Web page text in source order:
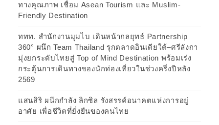
ทางคุณภาพ เชื่อม Asean Tourism และ Muslim-
Friendly Destination
ททท. สำนักงานมุมไบ เดินหน้ากลยุทธ์ Partnership
360° ผนึก Team Thailand รุกตลาดอินเดียใต้–ศรีลังกา
มุ่งยกระดับไทยสู่ Top of Mind Destination พร้อมเร่ง
กระตุ้นการเดินทางของนักท่องเที่ยวในช่วงครึ่งปีหลัง
2569
แสนสิริ ผนึกกำลัง ลิกซิล รังสรรค์อนาคตแห่งการอยู่
อาศัย เพื่อชีวิตที่ยั่งยืนของคนไทย